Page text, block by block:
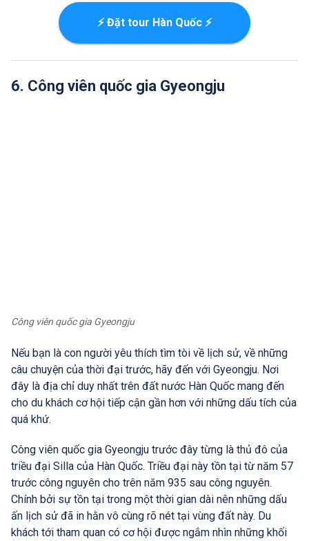
⚡ Đặt tour Hàn Quốc ⚡
6. Công viên quốc gia Gyeongju
Công viên quốc gia Gyeongju
Nếu bạn là con người yêu thích tìm tòi về lịch sử, về những
câu chuyện của thời đại trước, hãy đến với Gyeongju. Nơi
đây là địa chỉ duy nhất trên đất nước Hàn Quốc mang đến
cho du khách cơ hội tiếp cận gần hơn với những dấu tích của
quá khứ.
Công viên quốc gia Gyeongju trước đây từng là thủ đô của
triều đại Silla của Hàn Quốc. Triều đại này tồn tại từ năm 57
trước công nguyên cho trên năm 935 sau công nguyên.
Chính bởi sự tồn tại trong một thời gian dài nên những dấu
ấn lịch sử đã in hằn vô cùng rõ nét tại vùng đất này. Du
khách tới tham quan có cơ hội được ngắm nhìn những khối